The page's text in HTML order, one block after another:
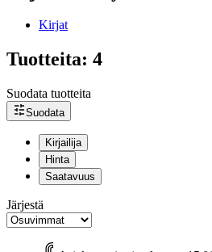
Kirjat
Tuotteita: 4
Suodata tuotteita
Suodata
Kirjailija
Hinta
Saatavuus
Järjestä